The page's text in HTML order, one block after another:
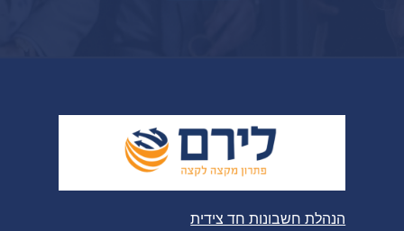
הנהלת חשבונות חד צידית